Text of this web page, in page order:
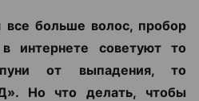
все больше волос, пробор
интернете советуют то
от выпадения, то
Но что делать, чтобы